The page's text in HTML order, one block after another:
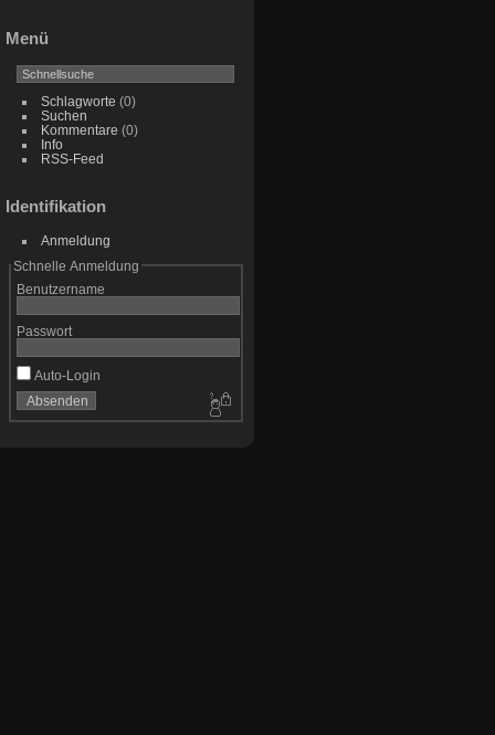
Menü
Schlagworte (0)
Suchen
Kommentare (0)
Info
RSS-Feed
Identifikation
Anmeldung
Schnelle Anmeldung
Benutzername
Passwort
Auto-Login